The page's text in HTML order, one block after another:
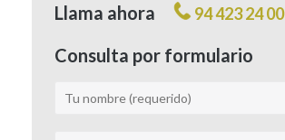
Llama ahora 94 423 24 00
Consulta por formulario